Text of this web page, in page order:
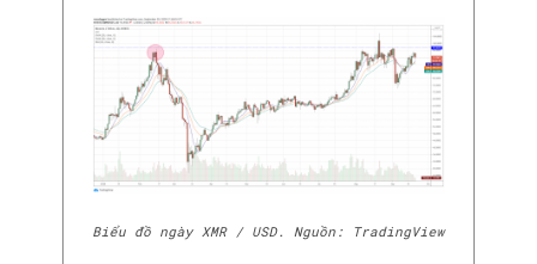
Biểu đồ ngày XMR / USD. Nguồn: TradingView